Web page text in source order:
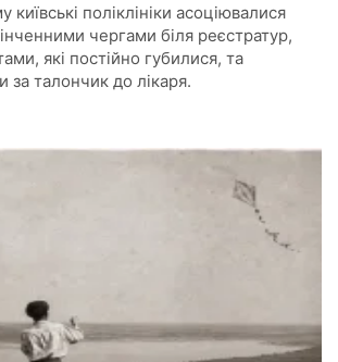
київські поліклініки асоціювалися
чергами біля реєстратур,
які постійно губилися, та
талончик до лікаря.